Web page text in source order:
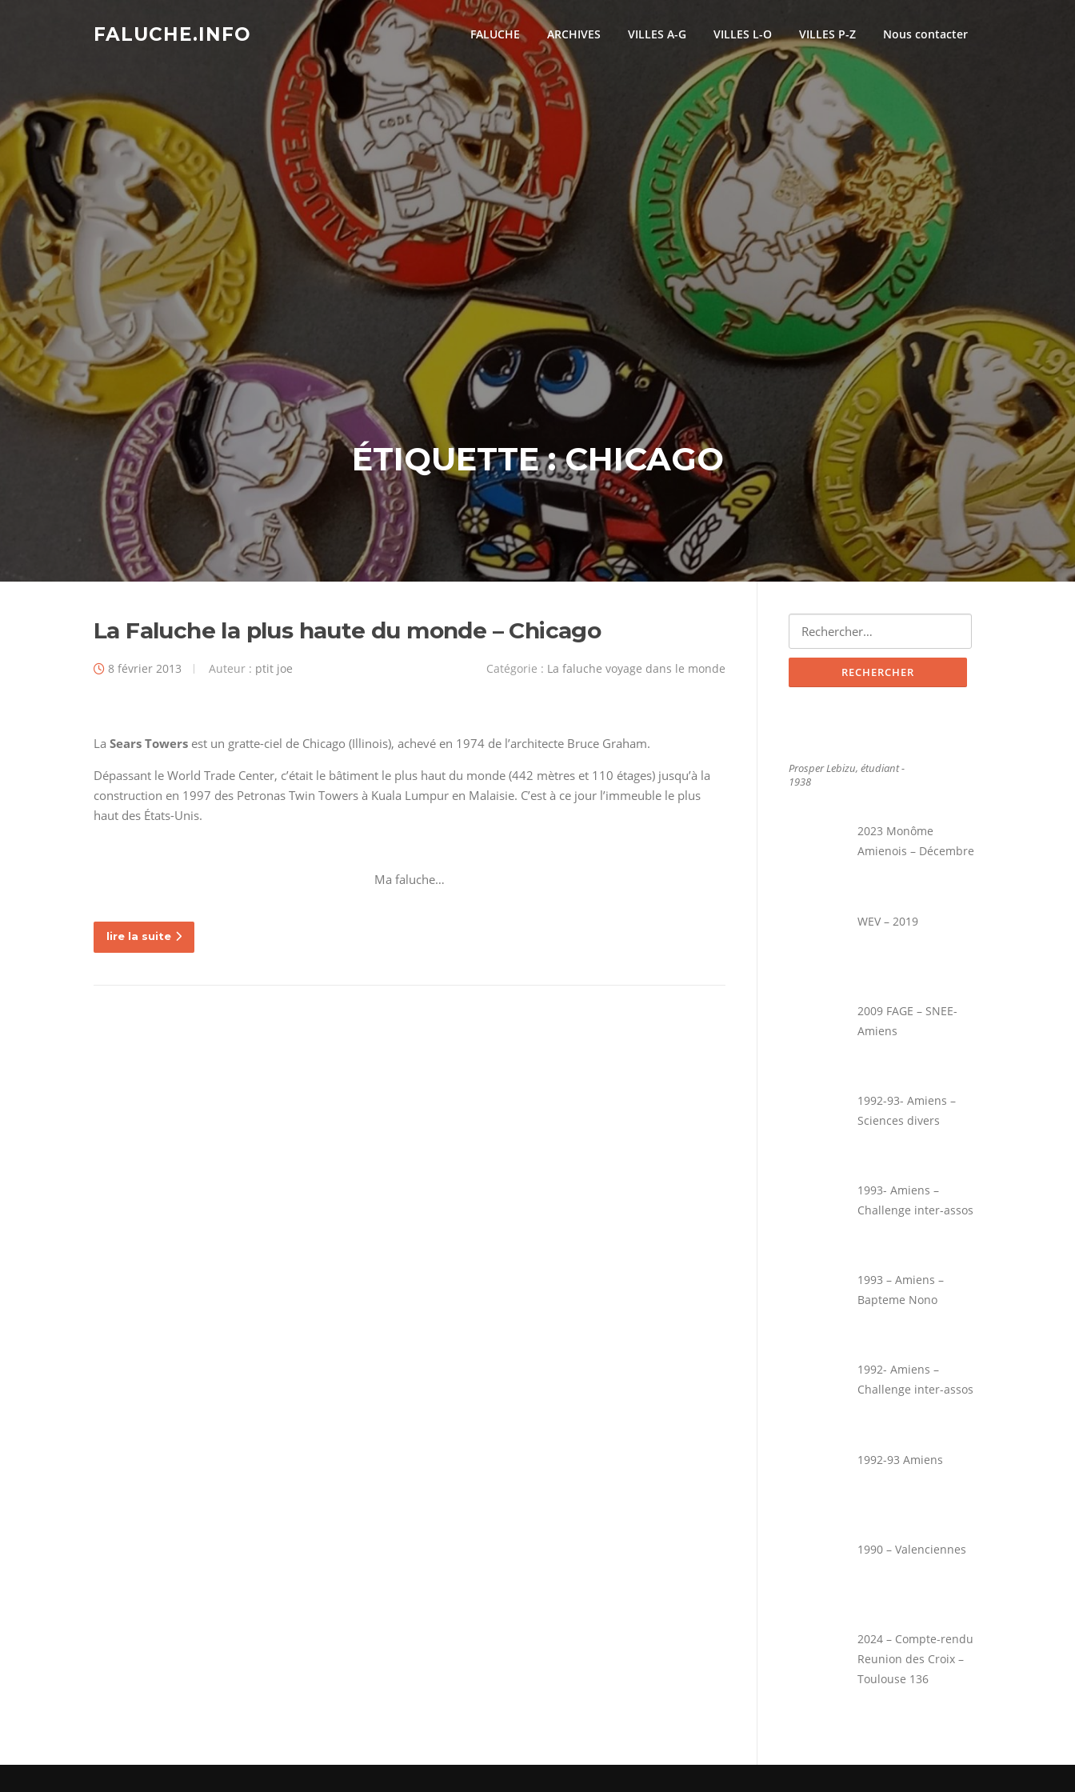
FALUCHE.INFO FALUCHE ARCHIVES VILLES A-G VILLES L-O VILLES P-Z Nous contacter
ÉTIQUETTE :CHICAGO
La Faluche la plus haute du monde – Chicago
8 février 2013 Auteur : ptit joe Catégorie : La faluche voyage dans le monde
La Sears Towers est un gratte-ciel de Chicago (Illinois), achevé en 1974 de l’architecte Bruce Graham.
Dépassant le World Trade Center, c’était le bâtiment le plus haut du monde (442 mètres et 110 étages) jusqu’à la
construction en 1997 des Petronas Twin Towers à Kuala Lumpur en Malaisie. C’est à ce jour l’immeuble le plus
haut des États-Unis.
Ma faluche…
lire la suite
Rechercher :
Prosper Lebizu, étudiant -
1938
2023 Monôme
Amienois – Décembre
WEV – 2019
2009 FAGE – SNEE-
Amiens
1992-93- Amiens –
Sciences divers
1993- Amiens –
Challenge inter-assos
1993 – Amiens –
Bapteme Nono
1992- Amiens –
Challenge inter-assos
1992-93 Amiens
1990 – Valenciennes
2024 – Compte-rendu
Reunion des Croix –
Toulouse 136